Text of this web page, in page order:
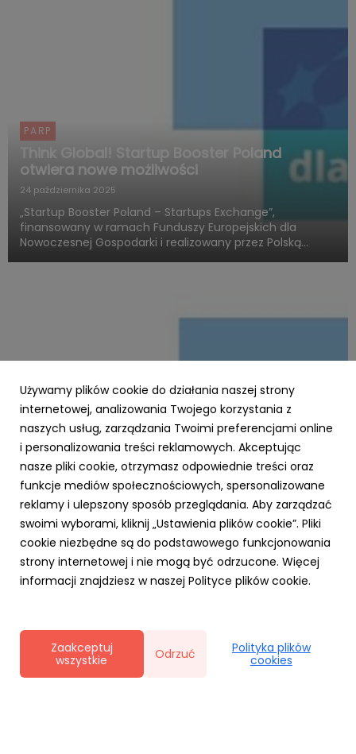
PARP
Think Global! Startup Booster Poland
otwiera nowe możliwości
24 października 2025
„Startup Booster Poland – Startups Exchange”,
finansowany w ramach Funduszy Europejskich dla
Nowoczesnej Gospodarki i realizowany przez Polską
PARP
Zielone światło dla Twojej firmy – nawet 3,5
mln zł na ekologiczną transformację z
Funduszy Europejskich!
23 października 2025
Chcesz, aby Twoja firma działała nowocześnie,
ekologicznie i oszczędnie? Dzięki Funduszom Europejskim
dla Polski Wschodniej (FEPW), oferowanym przez Polską
kierunku gospodarki...
Używamy plików cookie do działania naszej strony
internetowej, analizowania Twojego korzystania z
naszych usług, zarządzania Twoimi preferencjami online
i personalizowania treści reklamowych. Akceptując
nasze pliki cookie, otrzymasz odpowiednie treści oraz
funkcje mediów społecznościowych, spersonalizowane
reklamy i ulepszony sposób przeglądania. Aby zarządzać
swoimi wyborami, kliknij „Ustawienia plików cookie”. Pliki
cookie niezbędne są do podstawowego funkcjonowania
strony internetowej i nie mogą być odrzucone. Więcej
informacji znajdziesz w naszej Polityce plików cookie.
Zaakceptuj
wszystkie
Odrzuć
Polityka plików
cookies